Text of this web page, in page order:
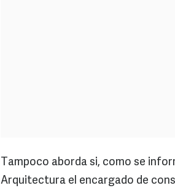
Tampoco aborda si, como se
Arquitectura el encargado de